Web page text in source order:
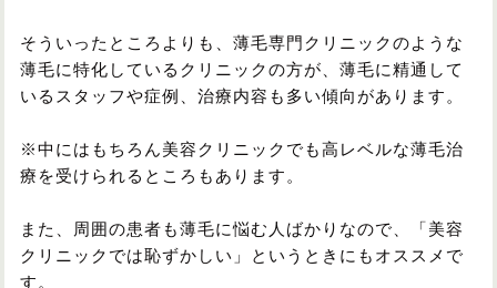
そういったところよりも、薄毛専門クリニックのような
薄毛に特化しているクリニックの方が、薄毛に精通して
いるスタッフや症例、治療内容も多い傾向があります。
※中にはもちろん美容クリニックでも高レベルな薄毛治
療を受けられるところもあります。
また、周囲の患者も薄毛に悩む人ばかりなので、「美容
クリニックでは恥ずかしい」というときにもオススメで
す。